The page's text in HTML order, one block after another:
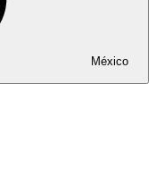
México